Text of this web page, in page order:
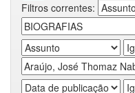
Filtros correntes: